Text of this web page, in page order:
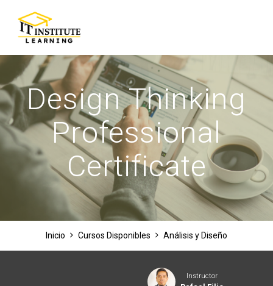
Design Thinking
Professional
Certificate
Inicio Cursos Disponibles Análisis y Diseño
Instructor